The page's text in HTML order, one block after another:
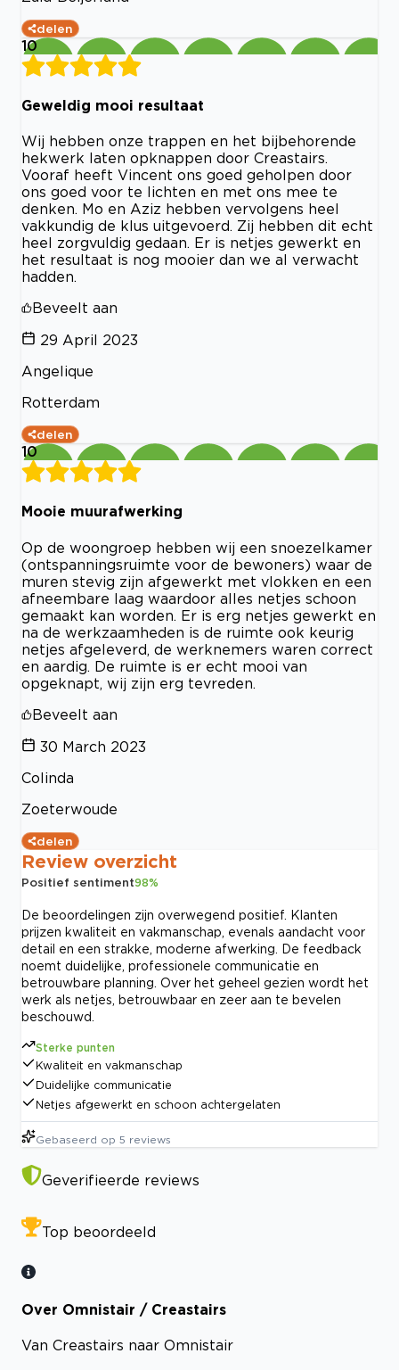
delen
10
Geweldig mooi resultaat
Wij hebben onze trappen en het bijbehorende
hekwerk laten opknappen door Creastairs.
Vooraf heeft Vincent ons goed geholpen door
ons goed voor te lichten en met ons mee te
denken. Mo en Aziz hebben vervolgens heel
vakkundig de klus uitgevoerd. Zij hebben dit echt
heel zorgvuldig gedaan. Er is netjes gewerkt en
het resultaat is nog mooier dan we al verwacht
hadden.
Beveelt aan
29 April 2023
Angelique
Rotterdam
delen
10
Mooie muurafwerking
Op de woongroep hebben wij een snoezelkamer
(ontspanningsruimte voor de bewoners) waar de
muren stevig zijn afgewerkt met vlokken en een
afneembare laag waardoor alles netjes schoon
gemaakt kan worden. Er is erg netjes gewerkt en
na de werkzaamheden is de ruimte ook keurig
netjes afgeleverd, de werknemers waren correct
en aardig. De ruimte is er echt mooi van
opgeknapt, wij zijn erg tevreden.
Beveelt aan
30 March 2023
Colinda
Zoeterwoude
delen
Review overzicht
Positief sentiment98%
De beoordelingen zijn overwegend positief. Klanten
prijzen kwaliteit en vakmanschap, evenals aandacht voor
detail en een strakke, moderne afwerking. De feedback
noemt duidelijke, professionele communicatie en
betrouwbare planning. Over het geheel gezien wordt het
werk als netjes, betrouwbaar en zeer aan te bevelen
beschouwd.
Sterke punten
Kwaliteit en vakmanschap
Duidelijke communicatie
Netjes afgewerkt en schoon achtergelaten
Gebaseerd op 5 reviews
Geverifieerde reviews
Top beoordeeld
Over Omnistair / Creastairs
Van Creastairs naar Omnistair